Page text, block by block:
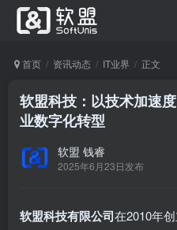
首页 资讯动态 IT业界 正文
软盟科技：以技术加速
业数字化转型
软盟 钱睿
2025年6月23日发布
软盟科技有限公司在2010年